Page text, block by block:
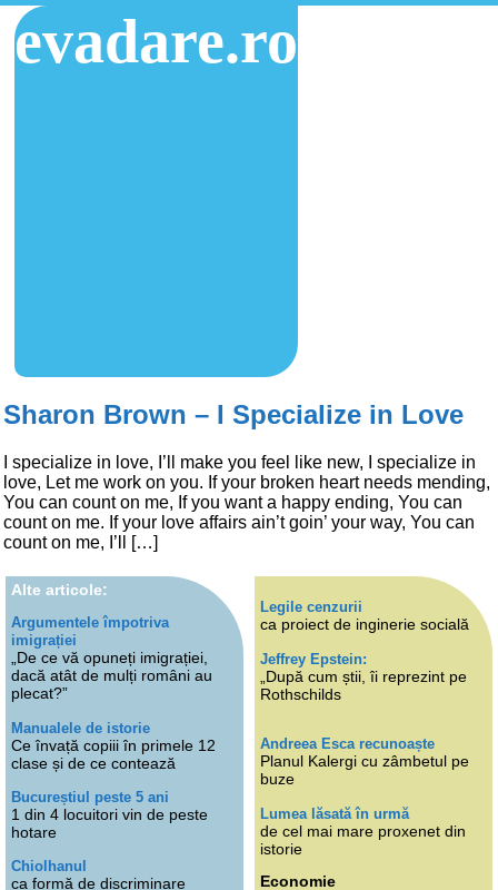
evadare.ro
Sharon Brown – I Specialize in Love
I specialize in love, I’ll make you feel like new, I specialize in
love, Let me work on you. If your broken heart needs mending,
You can count on me, If you want a happy ending, You can
count on me. If your love affairs ain’t goin’ your way, You can
count on me, I’ll […]
Alte articole:
Argumentele împotriva
imigrației
„De ce vă opuneți imigrației,
dacă atât de mulți români au
plecat?”
Manualele de istorie
Ce învață copiii în primele 12
clase și de ce contează
Bucureștiul peste 5 ani
1 din 4 locuitori vin de peste
hotare
Chiolhanul
ca formă de discriminare
Legile cenzurii
ca proiect de inginerie socială
Jeffrey Epstein:
„După cum știi, îi reprezint pe
Rothschilds
Andreea Esca recunoaște
Planul Kalergi cu zâmbetul pe
buze
Lumea lăsată în urmă
de cel mai mare proxenet din
istorie
Economie